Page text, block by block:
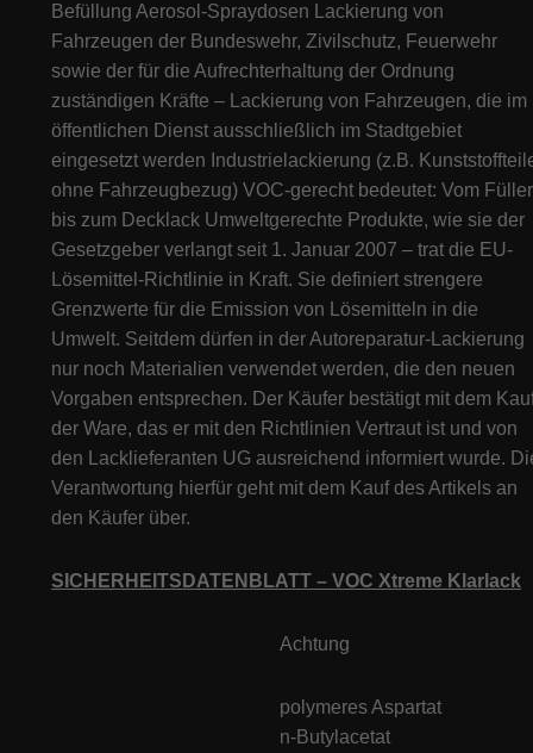
Befüllung Aerosol-Spraydosen Lackierung von
Fahrzeugen der Bundeswehr, Zivilschutz, Feuerwehr
sowie der für die Aufrechterhaltung der Ordnung
zuständigen Kräfte – Lackierung von Fahrzeugen, die im
öffentlichen Dienst ausschließlich im Stadtgebiet
eingesetzt werden Industrielackierung (z.B.
ohne Fahrzeugbezug) VOC-gerecht bedeutet: Vom Füller
bis zum Decklack Umweltgerechte Produkte, wie sie der
Gesetzgeber verlangt seit 1. Januar 2007 – trat die EU-
Lösemittel-Richtlinie in Kraft. Sie definiert strengere
Grenzwerte für die Emission von Lösemitteln in die
Umwelt. Seitdem dürfen in der Autoreparatur-Lackierung
nur noch Materialien verwendet werden, die den neuen
Vorgaben entsprechen. Der Käufer bestätigt mit dem
der Ware, das er mit den Richtlinien Vertraut ist und von
den Lacklieferanten UG ausreichend informiert wurde.
Verantwortung hierfür geht mit dem Kauf des Artikels an
den Käufer über.
SICHERHEITSDATENBLATT – VOC Xtreme Klarlack
Achtung
polymeres Aspartat
n-Butylacetat